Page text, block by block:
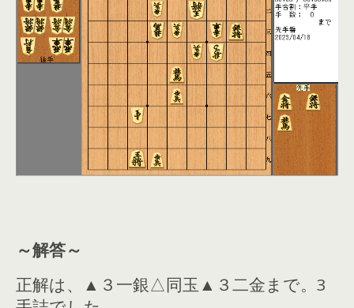
～解答～
正解は、▲３一銀△同玉▲３二金まで。3